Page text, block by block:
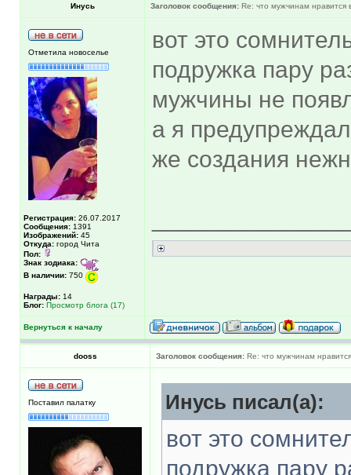
Инусь Заголовок сообщения: Re: что мужчинам нравится
Отметила новоселье
Регистрация: 26.07.2017
Сообщения: 1391
Изображений: 45
Откуда: город Чита
Пол:
Знак зодиака:
В наличии: 750
Награды: 14
Блог: Просмотр блога (17)
вот это
подружка пару
мужчины не
а я
же создания
Вернуться к началу
dooss Заголовок сообщения: Re: что мужчинам
Поставил палатку Инусь писал(а):
вот это
подружка пару